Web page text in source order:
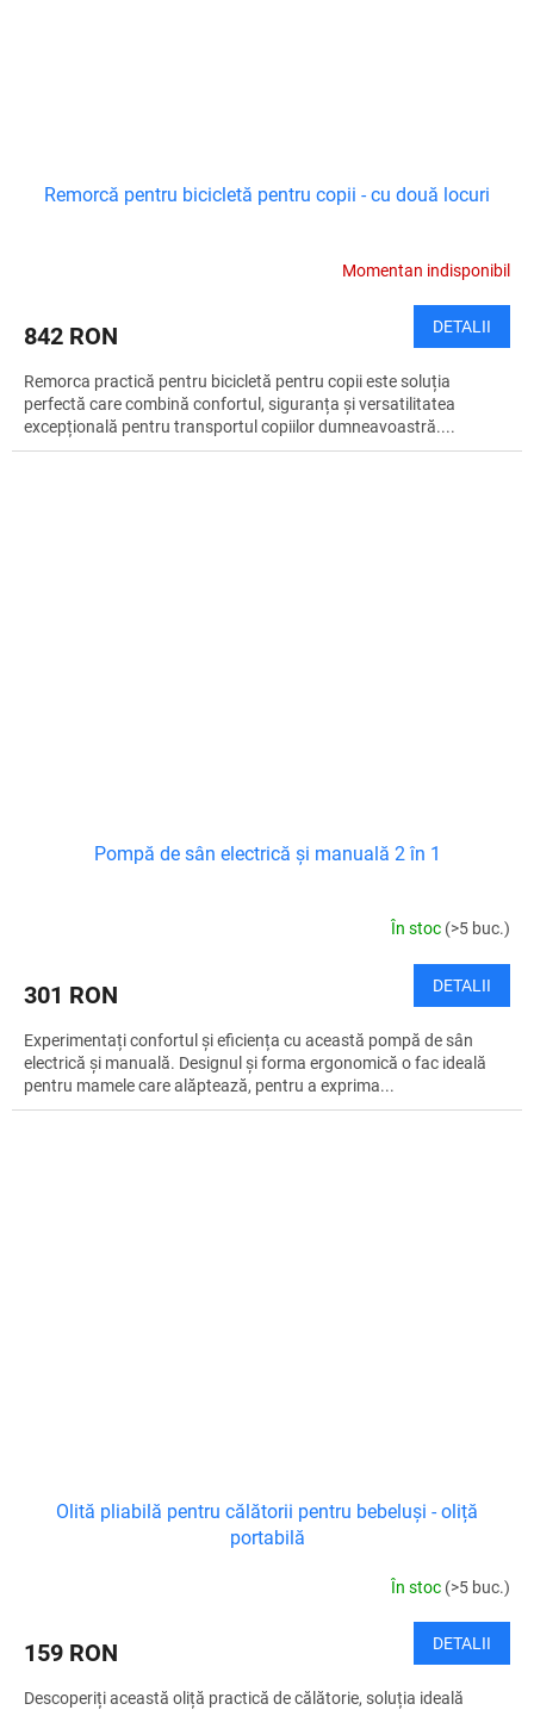
Remorcă pentru bicicletă pentru copii - cu două locuri
Momentan indisponibil
842 RON DETALII
Remorca practică pentru bicicletă pentru copii este soluția
perfectă care combină confortul, siguranța și versatilitatea
excepțională pentru transportul copiilor dumneavoastră....
Pompă de sân electrică și manuală 2 în 1
În stoc (>5 buc.)
301 RON DETALII
Experimentați confortul și eficiența cu această pompă de sân
electrică și manuală. Designul și forma ergonomică o fac ideală
pentru mamele care alăptează, pentru a exprima...
Olită pliabilă pentru călătorii pentru bebeluși - oliță
portabilă
În stoc (>5 buc.)
159 RON DETALII
Descoperiți această oliță practică de călătorie, soluția ideală